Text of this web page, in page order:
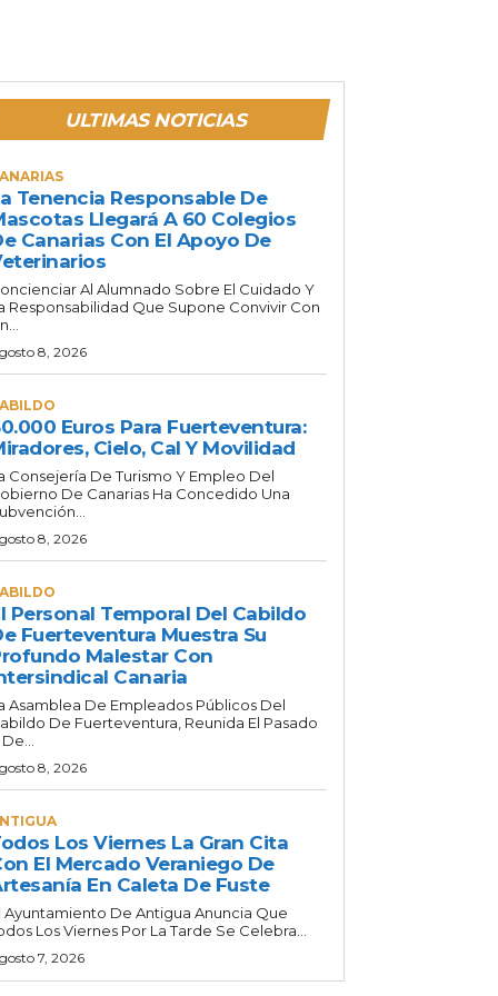
ULTIMAS NOTICIAS
Tenencia Responsable De
Llegará A 60 Colegios
Canarias Con El Apoyo De
Al Alumnado Sobre El Cuidado Y
Responsabilidad Que Supone Convivir Con
8, 2026
Euros Para Fuerteventura:
Cielo, Cal Y Movilidad
Consejería De Turismo Y Empleo Del
De Canarias Ha Concedido Una
8, 2026
Personal Temporal Del Cabildo
Fuerteventura Muestra Su
Malestar Con
Canaria
Asamblea De Empleados Públicos Del
De Fuerteventura, Reunida El Pasado
8, 2026
Los Viernes La Gran Cita
El Mercado Veraniego De
En Caleta De Fuste
Ayuntamiento De Antigua Anuncia Que
Los Viernes Por La Tarde Se Celebra...
7, 2026